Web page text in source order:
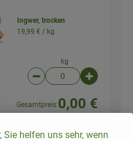
Ingwer, trocken
19,99 € / kg
kg
Artikelanzahl
Gesamtpreis:0,00 €
Sie helfen uns sehr, wenn